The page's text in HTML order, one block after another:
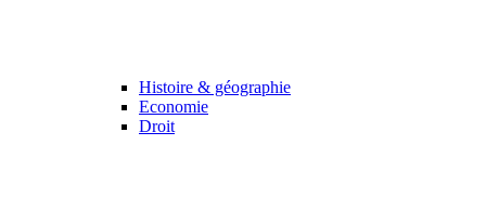
Histoire & géographie
Economie
Droit